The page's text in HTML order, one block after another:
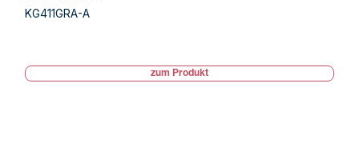
KG411GRA-A
zum Produkt